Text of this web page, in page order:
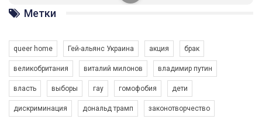
ГАУ є в 16 областях України.
Разом наш голос лунає гучніше!
Метки
queer home Гей-альянс Украина акция брак
великобритания виталий милонов владимир путин
власть выборы гау гомофобия дети
дискриминация дональд трамп законотворчество